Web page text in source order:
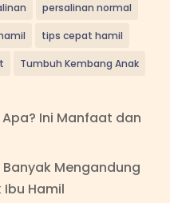
persalinan normal
tips cepat hamil
Tumbuh Kembang Anak
Apa? Ini Manfaat dan
Mengandung
Hamil